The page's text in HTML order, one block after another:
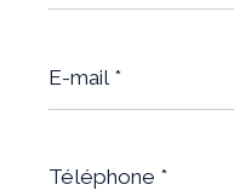
mail
*
*